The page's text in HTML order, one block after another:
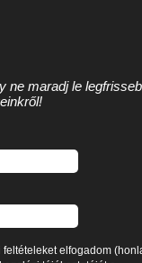
ne maradj le
feltételeket elfogadom